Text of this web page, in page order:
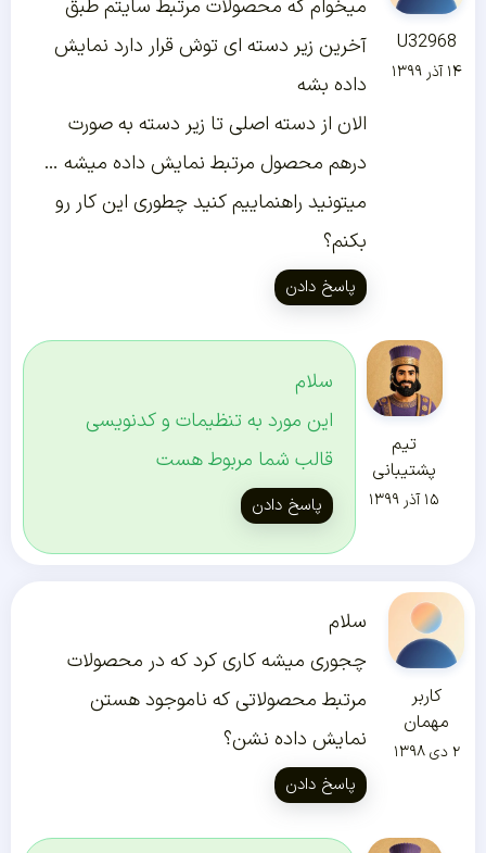
U32968
۱۴ آذر ۱۳۹۹
میخوام که محصولات مرتبط سایتم طبق
آخرین زیر دسته ای توش قرار دارد نمایش
داده بشه
الان از دسته اصلی تا زیر دسته به صورت
درهم محصول مرتبط نمایش داده میشه …
میتونید راهنماییم کنید چطوری این کار رو
بکنم؟
پاسخ دادن
تیم
پشتیبانی
۱۵ آذر ۱۳۹۹
سلام
این مورد به تنظیمات و کدنویسی
قالب شما مربوط هست
پاسخ دادن
کاربر
مهمان
۲ دی ۱۳۹۸
سلام
چجوری میشه کاری کرد که در محصولات
مرتبط محصولاتی که ناموجود هستن
نمایش داده نشن؟
پاسخ دادن